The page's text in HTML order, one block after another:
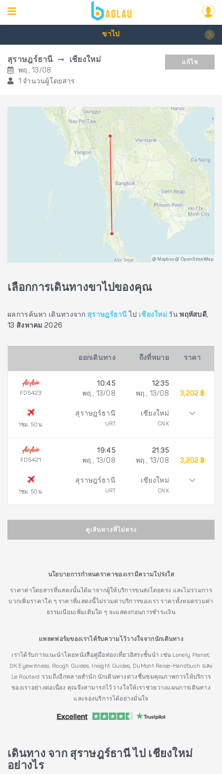
ขาไป
สุราษฎร์ธานี เชียงใหม่
พฤ., 13/08
1 จำนวนผู้โดยสาร
แก้ไข
@ Mapbox @ OpenStreetMap
เลือกการเดินทางขาไปของคุณ
ผลการค้นหา เดินทางจาก สุราษฎร์ธานี ไป เชียงใหม่ วันพฤหัสบดี,
13 สิงหาคม 2026
ออกเดินทาง ถึงที่หมาย ราคา
FD5423
1ชม. 50น.
10:45
พฤ., 13/08
สุราษฎร์ธานี
URT
12:35
พฤ., 13/08
เชียงใหม่
CNX
3,202 ฿
FD5421
1ชม. 50น.
19:45
พฤ., 13/08
สุราษฎร์ธานี
URT
21:35
พฤ., 13/08
เชียงใหม่
CNX
3,202 ฿
ดูเส้นทางที่ไม่ตรง
นโยบายการกำหนดราคาของเรามีความโปร่งใส
ราคาค่าโดยสารที่แสดงนั้นได้มาจากผู้ให้บริการขนส่งโดยตรง และไม่รวมการ
บวกเพิ่มราคาใด ๆ ราคาที่แสดงนี้ไม่รวมค่าบริการของเรา ราคาทั้งหมดรวมค่า
ธรรมเนียมเพิ่มเติมใด ๆ จะแสดงก่อนการชำระเงิน
แพลตฟอร์มของเราได้รับความไว้วางใจจากนักเดินทาง
เราได้รับการแนะนำโดยหนังสือคู่มือท่องเที่ยวอิสระชั้นนำ เช่น Lonely Planet,
DK Eyewitness, Rough Guides, Insight Guides, DuMont Reise-Handbuch และ
Le Routard รวมถึงอีกหลายสำนัก นักเดินทางต่างชื่นชมคุณภาพการให้บริการ
ของเราอย่างต่อเนื่อง คุณจึงสามารถไว้วางใจให้เราช่วยวางแผนการเดินทาง
และจองบริการได้อย่างมั่นใจ
เดินทาง จาก สุราษฎร์ธานี ไป เชียงใหม่
อย่างไร